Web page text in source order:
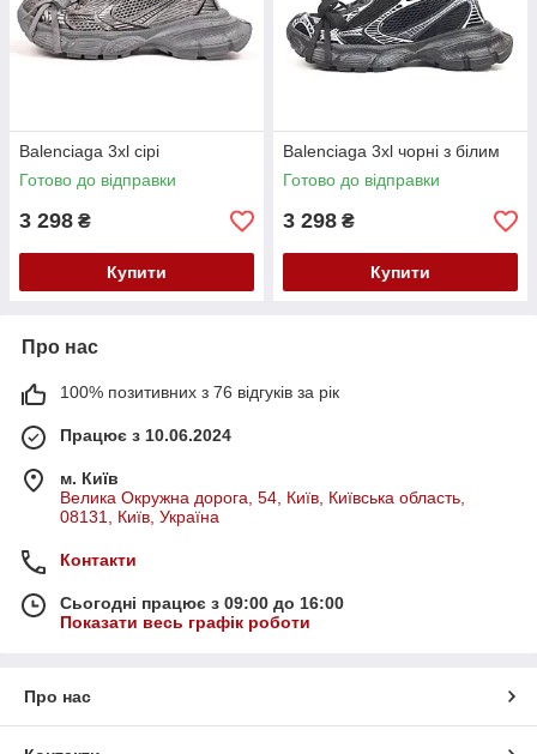
Balenciaga 3xl сірі
Готово до відправки
3 298 ₴
Купити
Balenciaga 3xl чорні з білим
Готово до відправки
3 298 ₴
Купити
Про нас
100% позитивних з 76 відгуків за рік
Працює з 10.06.2024
м. Київ
Велика Окружна дорога, 54, Київ, Київська область,
08131, Київ, Україна
Контакти
Сьогодні працює з 09:00 до 16:00
Показати весь графік роботи
Про нас